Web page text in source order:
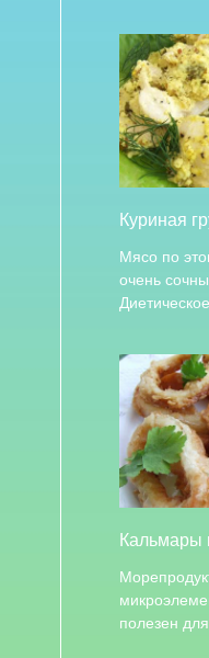
Куриная
Мясо по
очень
Кальмары
полезен